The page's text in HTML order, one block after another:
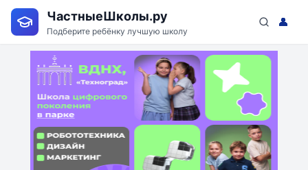
ЧастныеШколы.ру
Подберите ребёнку лучшую школу
👤